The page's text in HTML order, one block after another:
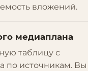
вложений.
медиаплана
таблицу с
по источникам. Вы